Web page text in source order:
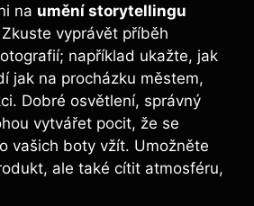
na umění storytellingu
vyprávět příběh
například ukažte, jak
jak na procházku městem,
Dobré osvětlení, správný
vytvářet pocit, že se
vašich boty vžít. Umožněte
ale také cítit atmosféru,